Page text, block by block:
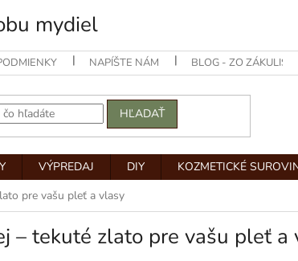
mydiel
NAPÍŠTE NÁM BLOG - ZO ZÁKULISIA
HĽADAŤ
VÝPREDAJ DIY
KOZMETICKÉ
pre vašu pleť a vlasy
– tekuté zlato pre vašu pleť a